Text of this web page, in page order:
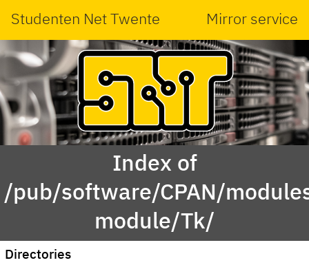
Studenten Net Twente Mirror service
Index of
/pub/software/CPAN/
module/Tk/
Directories